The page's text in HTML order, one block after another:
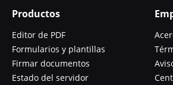
Productos
Editor de PDF
Formularios y plantillas
Firmar documentos
Estado del servidor